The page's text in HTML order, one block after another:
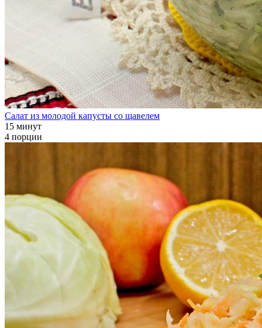
Салат из молодой капусты со щавелем
15 минут
4 порции